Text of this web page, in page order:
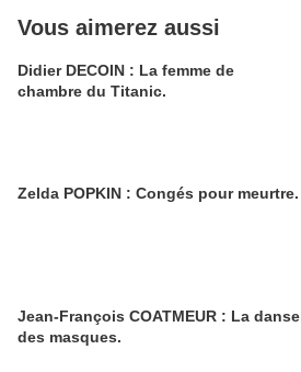
Vous aimerez aussi
Didier DECOIN : La femme de
chambre du Titanic.
Zelda POPKIN : Congés pour meurtre.
Jean-François COATMEUR : La danse
des masques.